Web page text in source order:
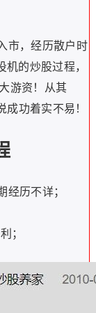
市，经历散户时
的炒股过程，
游资！从其
成功着实不易！
经历不详；
；